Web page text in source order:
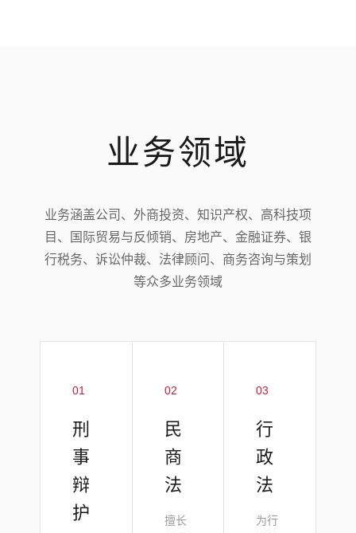
业务领域
业务涵盖公司、外商投资、知识产权、高科技项
目、国际贸易与反倾销、房地产、金融证券、银
行税务、诉讼仲裁、法律顾问、商务咨询与策划
等众多业务领域
01
刑
事
辩
护
02
民
商
法
擅长
03
行
政
法
为行